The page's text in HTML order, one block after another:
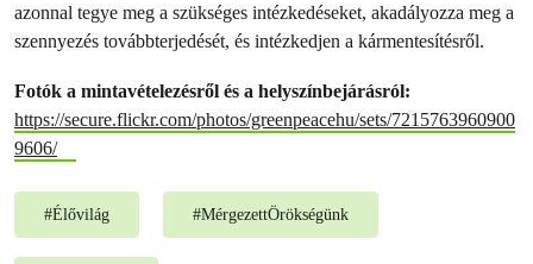
azonnal tegye meg a szükséges intézkedéseket, akadályozza meg a
szennyezés továbbterjedését, és intézkedjen a kármentesítésről.
Fotók a mintavételezésről és a helyszínbejárásról:
https://secure.flickr.com/photos/greenpeacehu/sets/7215763960900
9606/
#Élővilág #MérgezettÖrökségünk